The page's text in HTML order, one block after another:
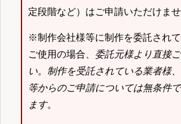
定段階など）はご申請いただけませ
※制作会社様等に制作を委託され
ご使用の場合、 委託元様より直接
い。 制作を受託されている業者様
等からのご申請については無条件
ます。